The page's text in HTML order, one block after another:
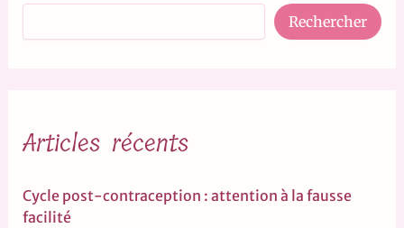
Rechercher
Articles récents
Cycle post-contraception : attention à la fausse
facilité